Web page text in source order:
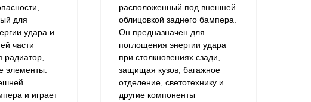
для
удара и
части
радиатор,
элементы.
и играет
расположенный под внешней
облицовкой заднего бампера.
Он предназначен для
поглощения энергии удара
при столкновениях сзади,
защищая кузов, багажное
отделение, светотехнику и
другие компоненты